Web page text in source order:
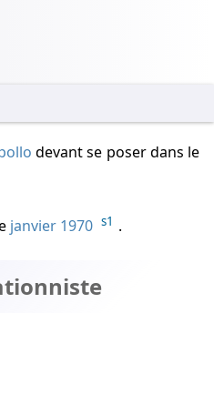
devant se poser dans le
janvier 1970 s1 .